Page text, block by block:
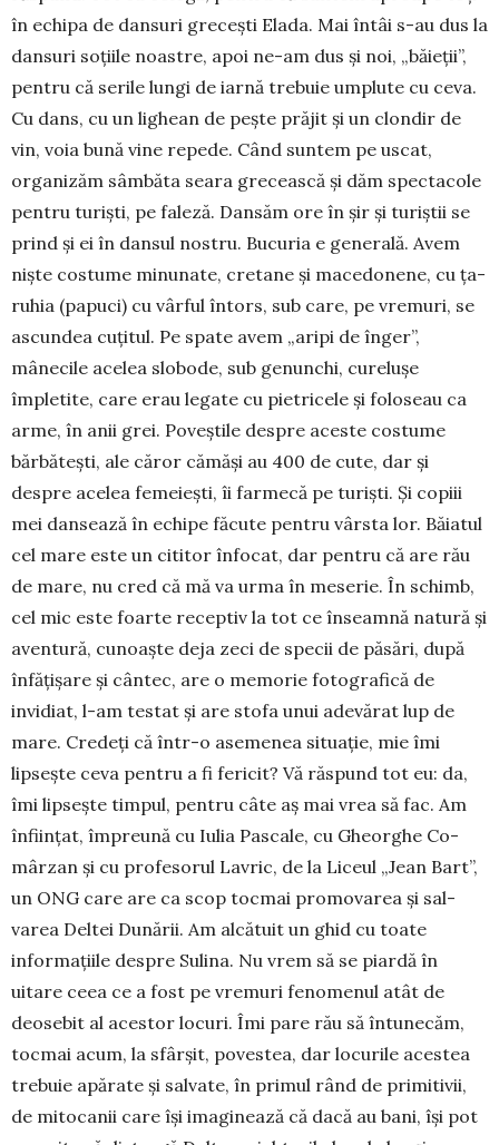
în echipa de dansuri grecești Elada. Mai întâi s-au dus la
dansuri soțiile noastre, apoi ne-am dus și noi, „băieții”,
pentru că serile lungi de iarnă trebuie umplute cu ceva.
Cu dans, cu un li­ghean de pește prăjit și un clondir de
vin, voia bună vine repede. Când suntem pe uscat,
organizăm sâm­băta seara grecească și dăm spectacole
pentru tu­riști, pe faleză. Dansăm ore în șir și turiștii se
prind și ei în dansul nostru. Bucuria e generală. Avem
niște costume minunate, cretane și mace­donene, cu ța­
ruhia (papuci) cu vârful întors, sub care, pe vre­muri, se
ascundea cuțitul. Pe spate avem „aripi de în­ger”,
mânecile acelea slobode, sub genunchi, cu­relușe
împletite, care erau legate cu pietricele și fo­lo­seau ca
arme, în anii grei. Poveștile despre aceste costume
bărbătești, ale căror cămăși au 400 de cute, dar și
despre acelea femeiești, îi farmecă pe turiști. Și copiii
mei dansează în echipe făcute pentru vârs­ta lor. Băiatul
cel mare este un cititor înfocat, dar pentru că are rău
de mare, nu cred că mă va urma în meserie. În schimb,
cel mic este foarte re­ceptiv la tot ce înseamnă natură și
aventură, cunoaș­te deja zeci de specii de păsări, după
înfățișare și cântec, are o memorie fotografică de
invidiat, l-am testat și are stofa unui adevărat lup de
mare. Credeți că în­tr-o asemenea situație, mie îmi
lipsește ceva pen­tru a fi fericit? Vă răspund tot eu: da,
îmi lip­sește timpul, pentru câte aș mai vrea să fac. Am
în­ființat, împreună cu Iulia Pascale, cu Gheorghe Co­
mârzan și cu profesorul Lavric, de la Liceul „Jean Bart”,
un ONG care are ca scop tocmai promo­va­rea și sal­
varea Deltei Dunării. Am alcătuit un ghid cu toate
informațiile despre Sulina. Nu vrem să se piar­dă în
uitare ceea ce a fost pe vremuri feno­me­nul atât de
deosebit al acestor locuri. Îmi pare rău să întune­căm,
tocmai acum, la sfârșit, povestea, dar locurile acestea
trebuie apărate și salvate, în primul rând de primitivii,
de mitocanii care își imagi­nează că dacă au bani, își pot